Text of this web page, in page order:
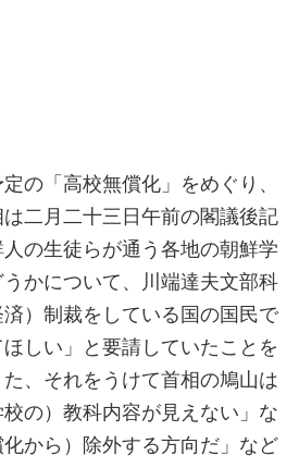
の「高校無償化」をめぐり、
二月二十三日午前の閣議後記
の生徒らが通う各地の朝鮮学
かについて、川端達夫文部科
）制裁をしている国の国民で
しい」と要請していたことを
、それをうけて首相の鳩山は
校の）教科内容が見えない」な
から）除外する方向だ」など